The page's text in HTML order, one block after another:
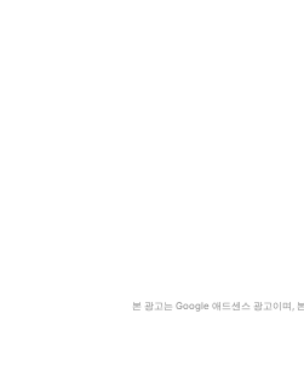
본 광고는 Google 애드센스 광고이며,